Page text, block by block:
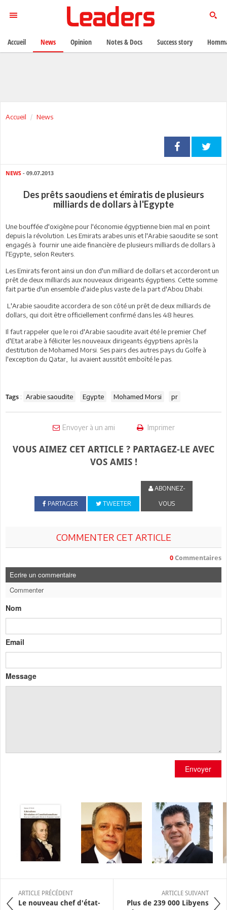
Accueil News
NEWS - 09.07.2013
Des prêts saoudiens et émiratis de plusieurs
milliards de dollars à l'Egypte
Une bouffée d'oxigène pour l'économie égyptienne bien mal en point
depuis la révolution. Les Emirats arabes unis et l'Arabie saoudite se sont
engagés à fournir une aide financière de plusieurs milliards de dollars à
l'Egypte, selon Reuters.
Les Emirats feront ainsi un don d'un milliard de dollars et accorderont un
prêt de deux milliards aux nouveaux dirigeants égyptiens. Cette somme
fait partie d'un ensemble d'aide plus vaste de la part d'Abou Dhabi.
L'Arabie saoudite accordera de son côté un prêt de deux milliards de
dollars, qui doit être officiellement confirmé dans les 48 heures.
Il faut rappeler que le roi d'Arabie saoudite avait été le premier Chef
d'Etat arabe à féliciter les nouveaux dirigeants égyptiens après la
destitution de Mohamed Morsi. Ses pairs des autres pays du Golfe à
l'exception du Qatar, lui avaient aussitôt emboîté le pas.
Tags : Arabie saoudite Egypte Mohamed Morsi pr
Envoyer à un ami Imprimer
VOUS AIMEZ CET ARTICLE ? PARTAGEZ-LE AVEC
VOS AMIS !
PARTAGER TWEETER
ABONNEZ-
VOUS
COMMENTER CET ARTICLE
0 Commentaires
Ecrire un commentaire
Commenter
Nom
Email
Message
Envoyer
ARTICLE PRÉCÉDENT
Le nouveau chef d'état-
ARTICLE SUIVANT
Plus de 239 000 Libyens
Accueil News Opinion Notes & Docs Success story